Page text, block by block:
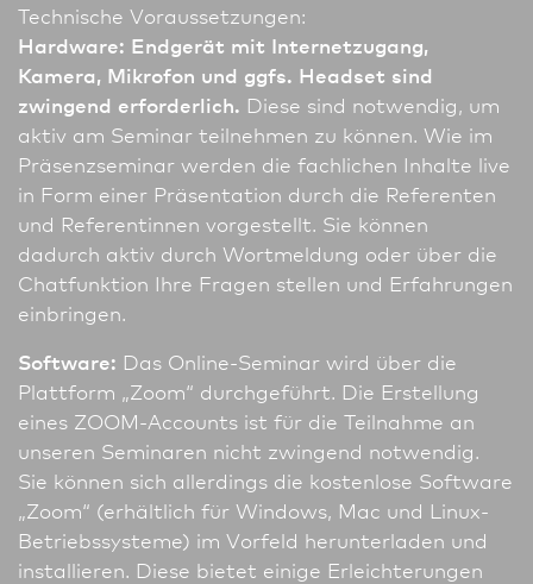
Technische Voraussetzungen:
Hardware: Endgerät mit Internetzugang,
Kamera, Mikrofon und ggfs. Headset sind
zwingend erforderlich. Diese sind notwendig, um
aktiv am Seminar teil­nehmen zu können. Wie im
Präsenzseminar werden die fachlichen Inhalte live
in Form einer Präsentation durch die Referenten
und Referentinnen vorgestellt. Sie können
dadurch aktiv durch Wortmeldung oder über die
Chatfunktion Ihre Fragen stellen und Erfahrungen
einbringen.
Software: Das Online-Seminar wird über die
Plattform „Zoom“ durchgeführt. Die Erstellung
eines ZOOM-Accounts ist für die Teilnahme an
unseren Seminaren nicht zwingend notwendig.
Sie können sich allerdings die kostenlose Software
„Zoom“ (erhältlich für Windows, Mac und Linux-
Betriebssysteme) im Vorfeld herunterladen und
installieren. Diese bietet einige Erleichterungen